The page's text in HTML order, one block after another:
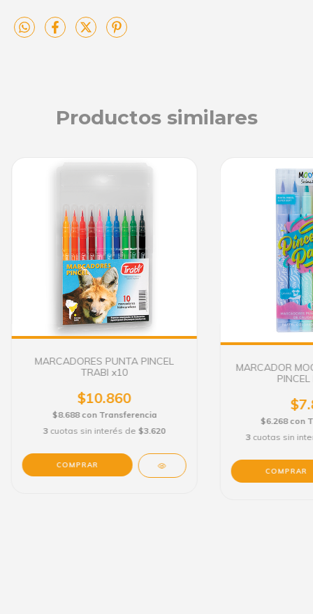
Productos similares
MARCADORES PUNTA PINCEL
TRABI x10
$10.860
$8.688con Transferencia
3 cuotas sin interés de $3.620
MARCADOR
$6.268con
3 cuotas sin